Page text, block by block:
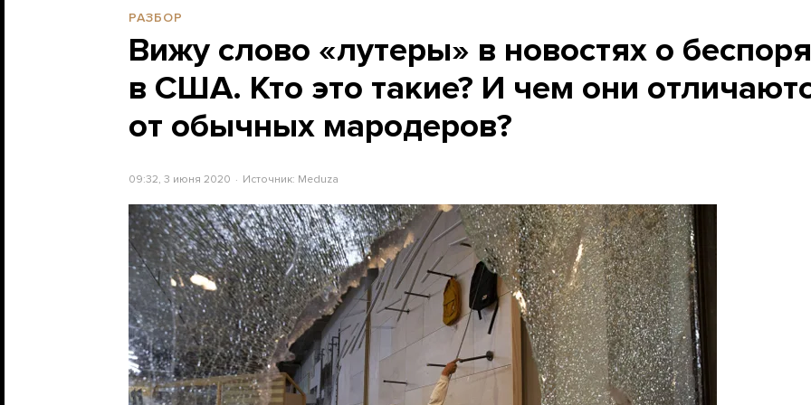
РАЗБОР
Вижу слово «лутеры» в новостях о
в США. Кто это такие? И чем они
от обычных мародеров?
09:32, 3 июня 2020 Источник: Meduza